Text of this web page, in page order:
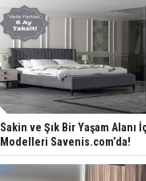
Sakin ve Şık Bir Yaşam Alanı
Modelleri Savenis.com’da!